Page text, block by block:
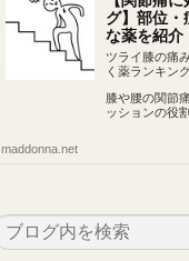
グ】部位・
な薬を紹介
ツライ膝の痛
く薬ランキン
膝や腰の関節
ッションの役
maddonna.net